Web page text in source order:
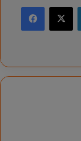
Facebook
X